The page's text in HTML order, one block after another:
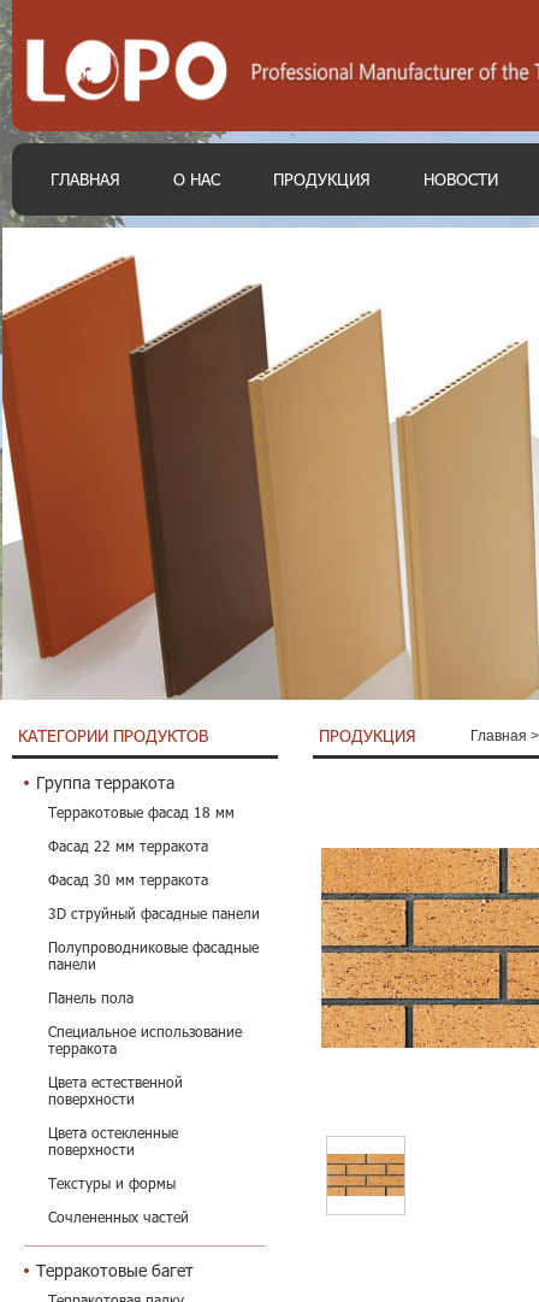
ГЛАВНАЯ О НАС ПРОДУКЦИЯ НОВОСТИ
КАТЕГОРИИ ПРОДУКТОВ
Группа терракота
Терракотовые фасад 18 мм
Фасад 22 мм терракота
Фасад 30 мм терракота
3D струйный фасадные панели
Полупроводниковые фасадные
панели
Панель пола
Специальное использование
терракота
Цвета естественной
поверхности
Цвета остекленные
поверхности
Текстуры и формы
Сочлененных частей
Терракотовые багет
ПРОДУКЦИЯ Главная